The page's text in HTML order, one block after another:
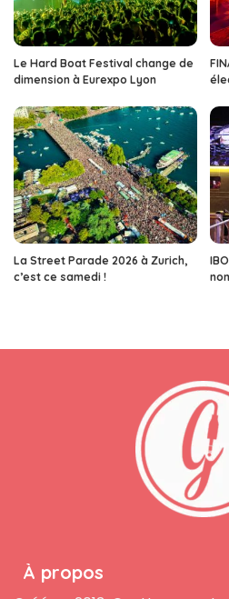
Le Hard Boat Festival change de
dimension à Eurexpo Lyon
La Street Parade 2026 à Zurich,
c’est ce samedi !
À propos